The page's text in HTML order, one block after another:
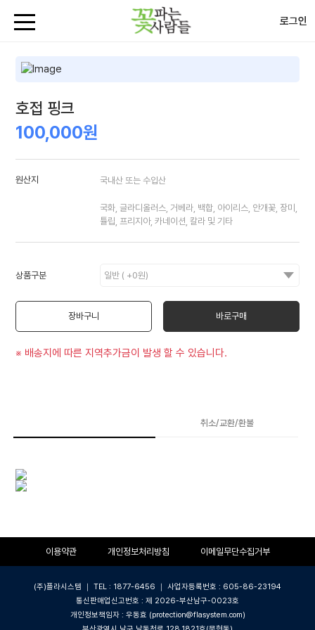
로그인
호접 핑크
100,000원
원산지 국내산 또는 수입산
국화, 글라디올러스, 거베라, 백합, 아이리스, 안개꽃, 장미,
튤립, 프리지아, 카네이션, 칼라 및 기타
상품구분
장바구니 바로구매
※ 배송지에 따른 지역추가금이 발생 할 수 있습니다.
취소/교환/환불
이용약관 개인정보처리방침 이메일무단수집거부
(주)플라시스템 ｜ TEL : 1877-6456 ｜ 사업자등록번호 : 605-86-23194
통신판매업신고번호 : 제 2026-부산남구-0023호
개인정보책임자 : 우동효 (protection@flasystem.com)